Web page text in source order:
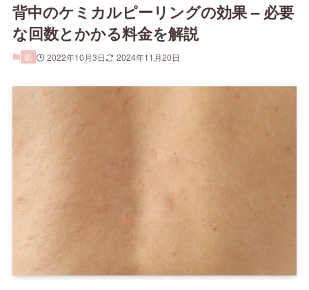
背中のケミカルピーリングの効果 – 必要
な回数とかかる料金を解説
肌 2022年10月3日 2024年11月20日